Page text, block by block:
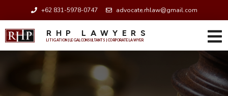
+62 831-5978-0747 advocate.rhlaw@gmail.com
RHP LAWYERS
LITIGATION | LEGAL CONSULTANTS | CORPORATE LAWYER